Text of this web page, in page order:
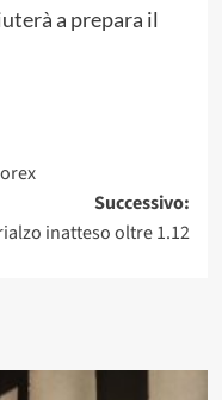
a prepara il
Successivo:
inatteso oltre 1.12